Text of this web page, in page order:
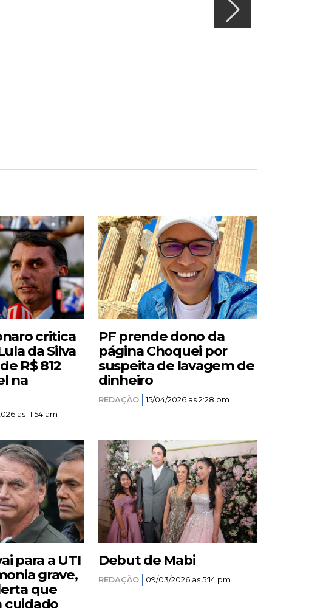
critica
da Silva
R$ 812
na
as 11:54 am
PF prende dono da
página Choquei por
suspeita de lavagem de
dinheiro
REDAÇÃO 15/04/2026 as 2:28 pm
para a UTI
grave,
que
cuidado
Debut de Mabi
REDAÇÃO 09/03/2026 as 5:14 pm